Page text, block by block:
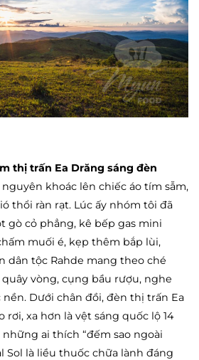
thị trấn Ea Drăng sáng đèn
khoác lên chiếc áo tím sẫm,
thổi ràn rạt. Lúc ấy nhóm tôi đã
gò cỏ phẳng, kê bếp gas mini
muối é, kẹp thêm bắp lùi,
dân tộc Rahde mang theo ché
vòng, cụng bầu rượu, nghe
Dưới chân đồi, đèn thị trấn Ea
rơi, xa hơn là vệt sáng quốc lộ 14
những ai thích “đếm sao ngoài
Sol là liều thuốc chữa lành đáng